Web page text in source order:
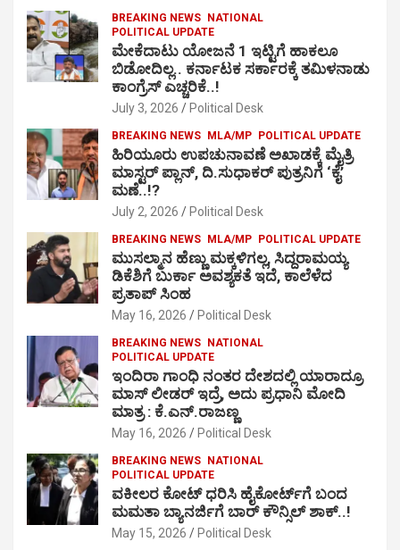
BREAKING NEWS
NATIONAL
POLITICAL UPDATE
ಮೇಕೆದಾಟು ಯೋಜನೆ 1 ಇಟ್ಟಿಗೆ ಹಾಕಲೂ
ಬಿಡೋದಿಲ್ಲ.. ಕರ್ನಾಟಕ ಸರ್ಕಾರಕ್ಕೆ ತಮಿಳನಾಡು
ಕಾಂಗ್ರೆಸ್ ಎಚ್ಚರಿಕೆ..!
July 3, 2026 Political Desk
BREAKING NEWS MLA/MP POLITICAL UPDATE
ಹಿರಿಯೂರು ಉಪಚುನಾವಣೆ ಅಖಾಡಕ್ಕೆ ಮೈತ್ರಿ
ಮಾಸ್ಟರ್ ಪ್ಲಾನ್, ದಿ.ಸುಧಾಕರ್ ಪುತ್ರನಿಗೆ ‘ಕೈ’
ಮಣೆ..!?
July 2, 2026 Political Desk
BREAKING NEWS MLA/MP POLITICAL UPDATE
ಮುಸಲ್ಮಾನ ಹೆಣ್ಣು ಮಕ್ಕಳಿಗಲ್ಲ, ಸಿದ್ದರಾಮಯ್ಯ
ಡಿಕೆಶಿಗೆ ಬುರ್ಕಾ ಅವಶ್ಯಕತೆ ಇದೆ, ಕಾಲೆಳೆದ
ಪ್ರತಾಪ್ ಸಿಂಹ
May 16, 2026 Political Desk
BREAKING NEWS
NATIONAL
POLITICAL UPDATE
ಇಂದಿರಾ ಗಾಂಧಿ ನಂತರ ದೇಶದಲ್ಲಿ ಯಾರಾದ್ರೂ
ಮಾಸ್ ಲೀಡರ್ ಇದ್ರೆ, ಅದು ಪ್ರಧಾನಿ ಮೋದಿ
ಮಾತ್ರ : ಕೆ.ಎನ್.ರಾಜಣ್ಣ
May 16, 2026 Political Desk
BREAKING NEWS
NATIONAL
POLITICAL UPDATE
ವಕೀಲರ ಕೋಟ್ ಧರಿಸಿ ಹೈಕೋರ್ಟ್​ಗೆ ಬಂದ
ಮಮತಾ ಬ್ಯಾನರ್ಜಿಗೆ ಬಾರ್ ಕೌನ್ಸಿಲ್ ಶಾಕ್..!
May 15, 2026 Political Desk